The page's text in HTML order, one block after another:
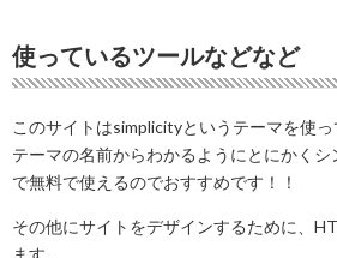
使っているツールなどなど
このサイトはsimplicityというテーマを使っ
テーマの名前からわかるようにとにかく
で無料で使えるのでおすすめです！！
その他にサイトをデザインするために、
ます。